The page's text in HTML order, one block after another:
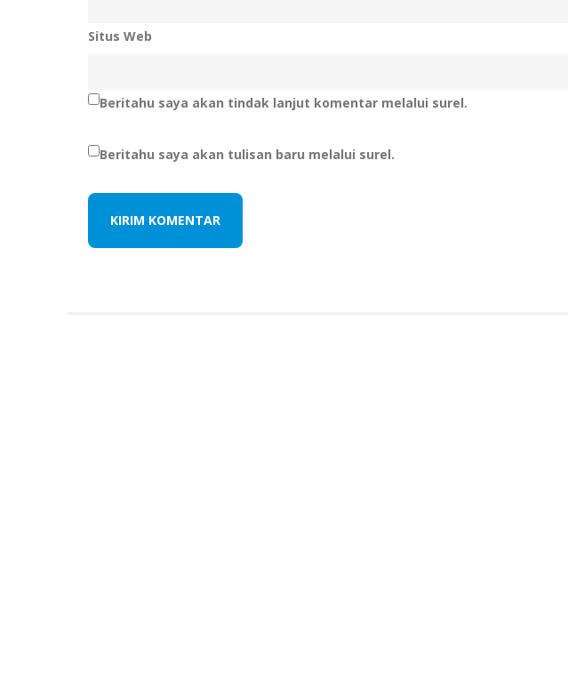
Situs Web
Beritahu saya akan tindak lanjut komentar melalui surel.
Beritahu saya akan tulisan baru melalui surel.